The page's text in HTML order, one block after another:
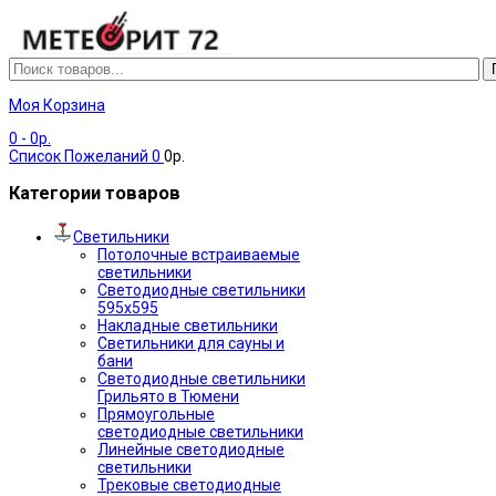
Моя Корзина
0 - 0р.
Список Пожеланий 0 0р.
Категории товаров
Светильники
Потолочные встраиваемые
светильники
Светодиодные светильники
595х595
Накладные светильники
Светильники для сауны и
бани
Светодиодные светильники
Грильято в Тюмени
Прямоугольные
светодиодные светильники
Линейные светодиодные
светильники
Трековые светодиодные